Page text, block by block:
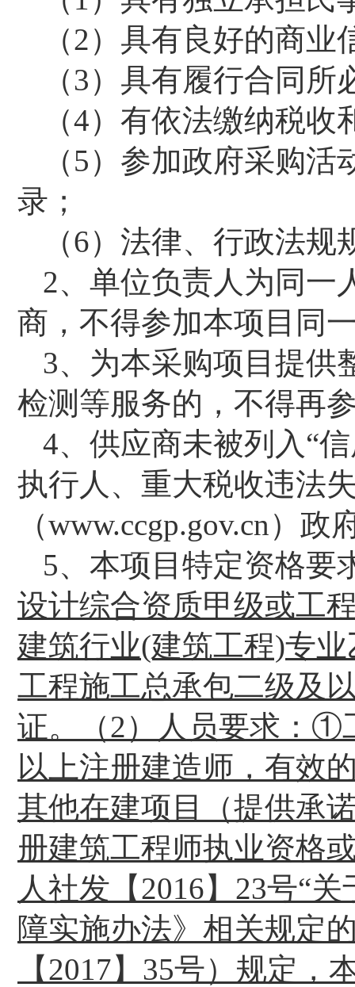
（2）具有良好的商业
（3）具有履行合同所
（4）有依法缴纳税收
（5）参加政府采购活
录；
（6）法律、行政法规
2、单位负责人为同一
商 ，不得参加本项目同
3、为本采购项目提供
检测等服务的，不得再
4、供应商未被列入“
执行人、重大税收违法
（www.ccgp.gov.cn）
5、 本项目特定资格要
设计综合资质甲级或工
建筑行业(建筑工程)专
工程施工总承包二级及
证。（2） 人员要求： ①
以上注册建造师，有效
其他在建项目（提供承
册建筑工程师执业资格
人社发【2016】23号“
障实施办法》相关规定
【2017】35号）规定